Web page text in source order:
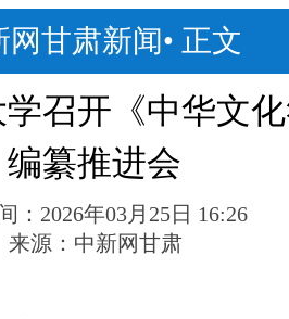
网甘肃新闻• 正文
召开《中华文
纂推进会
： 2026年03月25日 16:26
来源： 中新网甘肃